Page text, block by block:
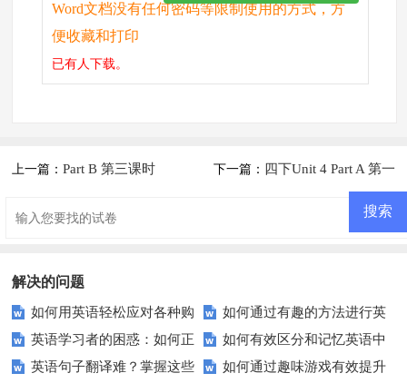
Word文档没有任何密码等限制使用的方式，方
便收藏和打印
已有人下载。
上一篇：Part B 第三课时 下一篇： 四下Unit 4 Part A 第一
解决的问题
如何用英语轻松应对各种购
物场景？
如何通过有趣的方法进行英
语反义词练习？
英语学习者的困惑：如何正
确转换名词为复数形式？
如何有效区分和记忆英语中
的同音词？
英语句子翻译难？掌握这些
如何通过趣味游戏有效提升